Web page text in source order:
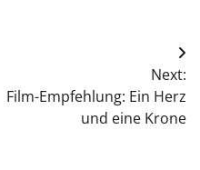
Next:
Film-Empfehlung: Ein Herz
und eine Krone